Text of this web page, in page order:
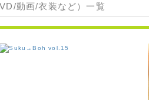
動画/衣装など）一覧